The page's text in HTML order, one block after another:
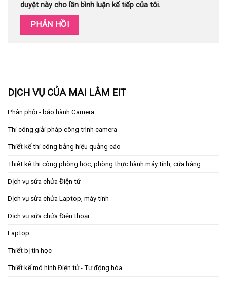
duyệt này cho lần bình luận kế tiếp của tôi.
DỊCH VỤ CỦA MAI LÂM EIT
Phân phối - bảo hành Camera
Thi công giải pháp công trình camera
Thiết kế thi công bảng hiệu quảng cáo
Thiết kế thi công phòng học, phòng thực hành máy tính, cửa hàng
Dịch vụ sửa chửa Điện tử
Dịch vụ sửa chửa Laptop, máy tính
Dịch vụ sửa chửa Điện thoại
Laptop
Thiết bị tin học
Thiết kế mô hình Điện tử - Tự động hóa